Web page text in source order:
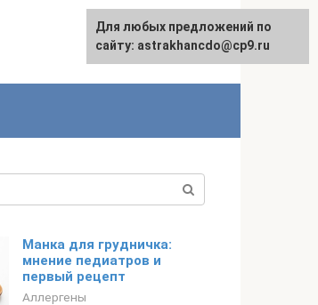
Манка для грудничка:
мнение педиатров и
первый рецепт
Аллергены
Для любых предложений по
сайту: astrakhancdo@cp9.ru